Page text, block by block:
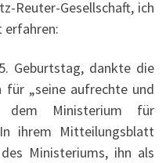
Reuter-Gesellschaft, ich
erfahren:
Geburtstag, dankte die
für „seine aufrechte und
dem Ministerium für
ihrem Mitteilungsblatt
Ministeriums, ihn als